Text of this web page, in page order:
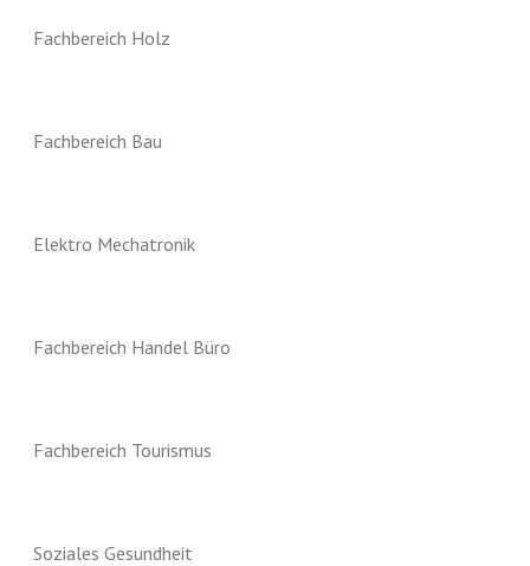
Fachbereich Holz
Fachbereich Bau
Elektro Mechatronik
Fachbereich Handel Büro
Fachbereich Tourismus
Soziales Gesundheit